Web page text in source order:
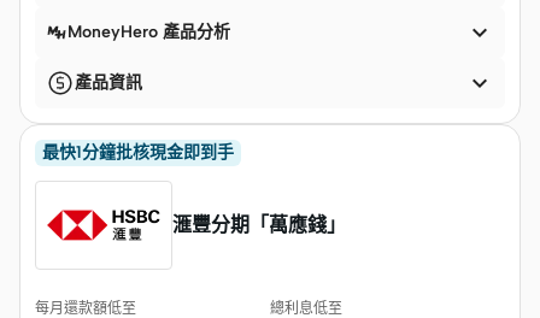
MoneyHero 產品分析 
產品資訊 
最快1分鐘批核現金即到手
滙豐分期「萬應錢」
每月還款額低至
總利息低至